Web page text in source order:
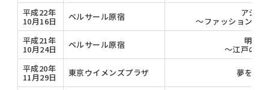
平成22年
10月16日 ベルサール原宿 アジア
～ファッションは
平成21年
10月24日 ベルサール原宿 明日
～江戸の知
平成20年
11月29日 東京ウイメンズプラザ 夢を追